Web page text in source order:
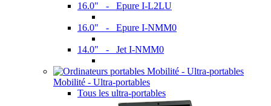
16.0" - Epure I-L2LU
16.0" - Epure I-NMM0
14.0" - Jet I-NMM0
Mobilité - Ultra-portables
Tous les ultra-portables